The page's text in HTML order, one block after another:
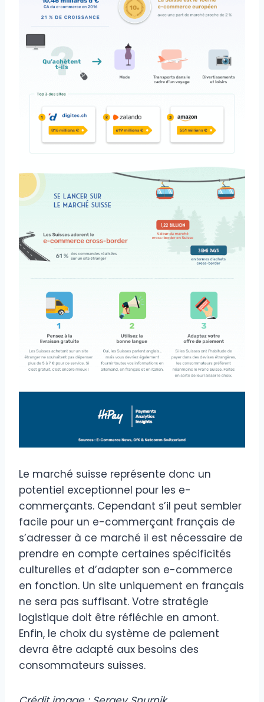
Le marché suisse représente donc un
potentiel exceptionnel pour les e-
commerçants. Cependant s’il peut sembler
facile pour un e-commerçant français de
s’adresser à ce marché il est nécessaire de
prendre en compte certaines spécificités
culturelles et d’adapter son e-commerce
en fonction. Un site uniquement en français
ne sera pas suffisant. Votre stratégie
logistique doit être réfléchie en amont.
Enfin, le choix du système de paiement
devra être adapté aux besoins des
consommateurs suisses.